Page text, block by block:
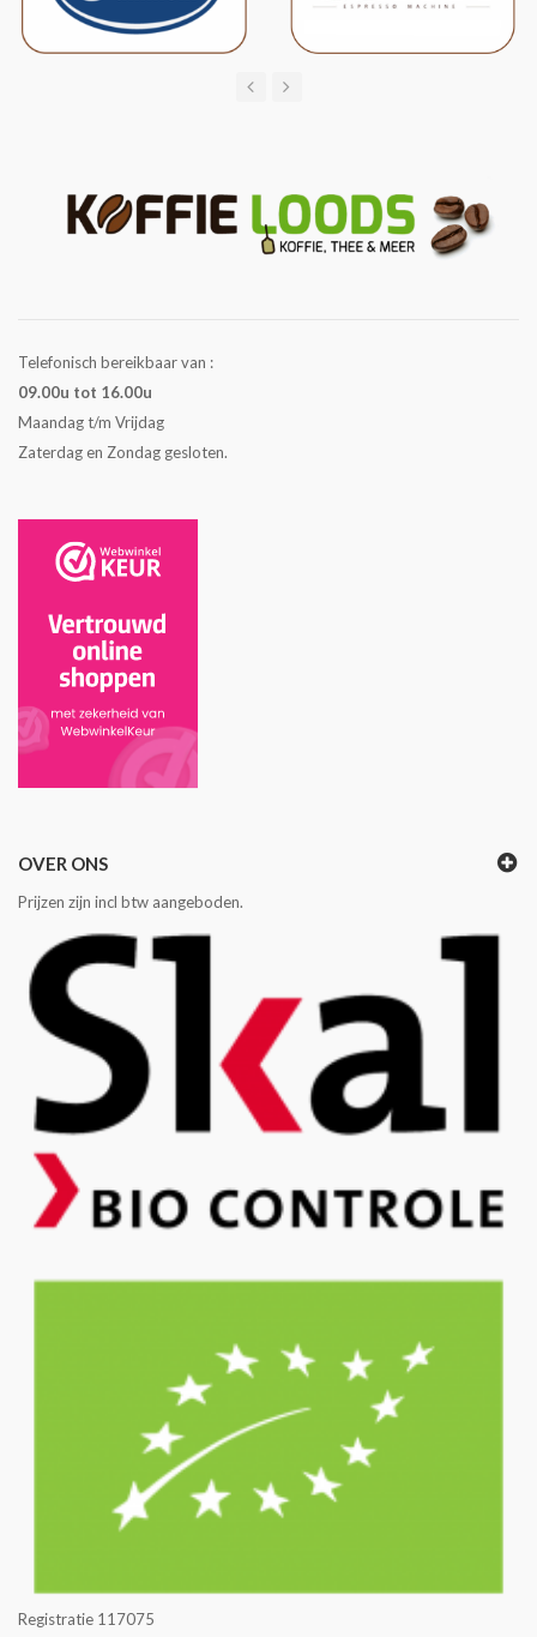
Telefonisch bereikbaar van :
09.00u tot 16.00u
Maandag t/m Vrijdag
Zaterdag en Zondag gesloten.
OVER ONS
Prijzen zijn incl btw aangeboden.
Registratie 117075